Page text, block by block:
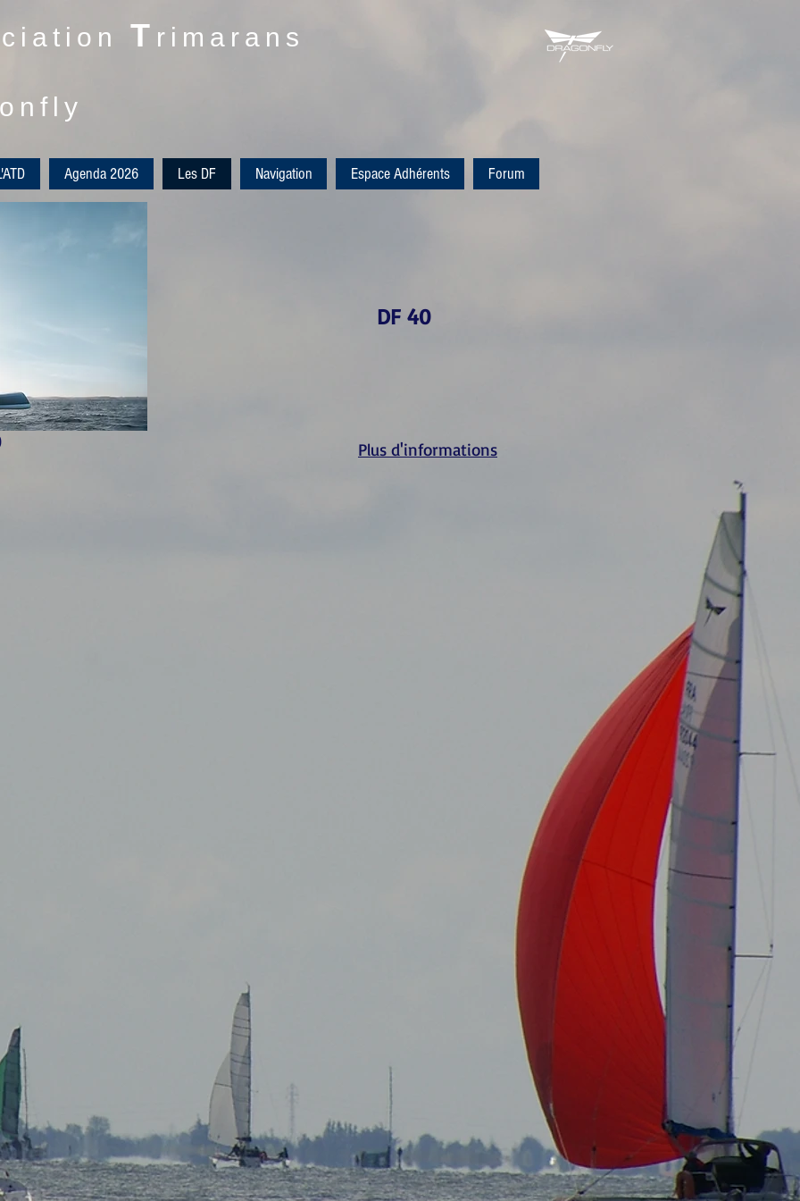
T rimarans
Agenda 2026 Les DF Navigation Espace Adhérents Forum
DF 40
Plus d'informations